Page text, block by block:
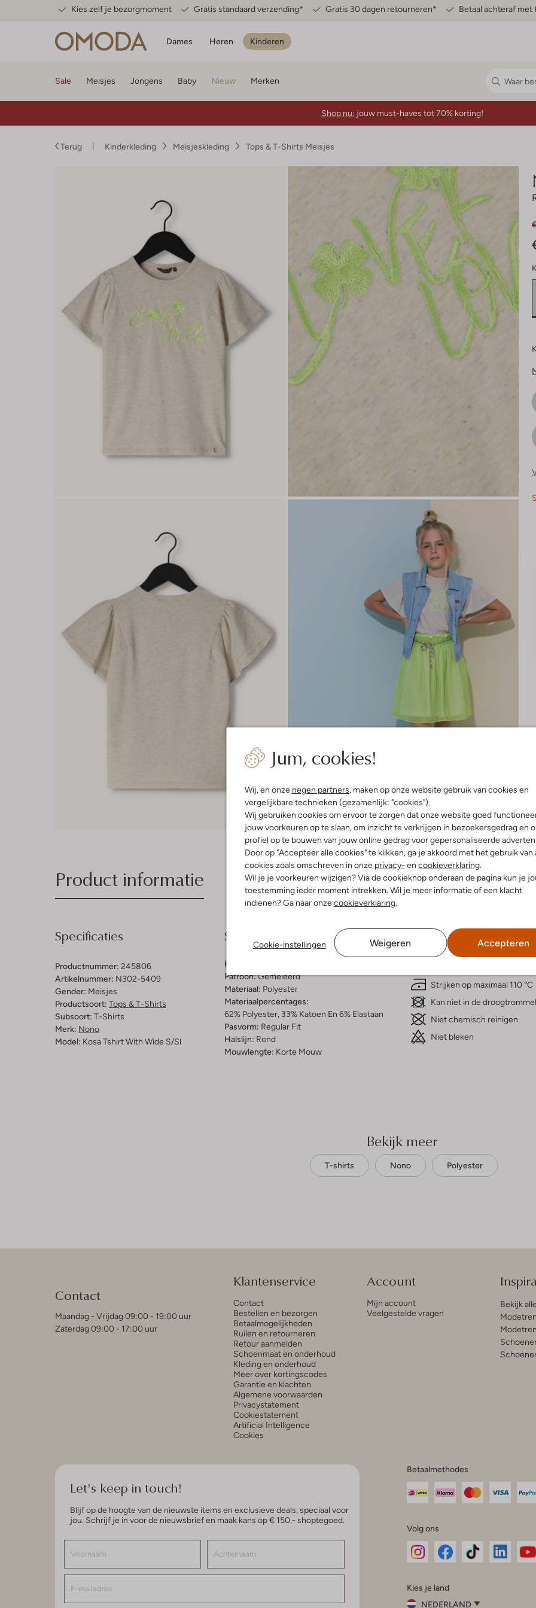
Kies zelf je bezorgmoment Gratis standaard verzending* Gratis 30 dagen retourneren* Betaal achteraf met
Dames Heren Kinderen
Jum, cookies!
Wij, en onze negen partners, maken op onze website gebruik van cookies en
vergelijkbare technieken (gezamenlijk: "cookies").
Wij gebruiken cookies om ervoor te zorgen dat onze website goed
jouw voorkeuren op te slaan, om inzicht te verkrijgen in bezoekersgedrag en
profiel op te bouwen van jouw online gedrag voor gepersonaliseerde
Door op "Accepteer alle cookies" te klikken, ga je akkoord met het gebruik van
cookies zoals omschreven in onze privacy- en cookieverklaring.
Wil je je voorkeuren wijzigen? Via de cookieknop onderaan de pagina kun je
toestemming ieder moment intrekken. Wil je meer informatie of een klacht
indienen? Ga naar onzecookieverklaring.
Cookie-instellingen Weigeren Accepteren
Sale Meisjes Jongens Baby Nieuw Merken
Shop nu: jouw must-haves tot 70% korting!
Terug Kinderkleding Meisjeskleding Tops & T-Shirts Meisjes
Product informatie Bezorgen & retourneren
Specificaties
Productnummer: 245806
Artikelnummer: N302-5409
Gender: Meisjes
Productsoort: Tops & T-Shirts
Subsoort: T-Shirts
Merk: Nono
Model: Kosa Tshirt With Wide S/sl
Samenstelling & Pasvorm
Kleur:
Patroon:Gemeleerd
Materiaal: Polyester
Materiaalpercentages:
62% Polyester, 33% Katoen En 6% Elastaan
Pasvorm: Regular Fit
Halslijn: Rond
Mouwlengte: Korte Mouw
Wasvoorschriften
Strijken op maximaal 110 °C
Kan niet in de droogtrommel
Niet chemisch reinigen
Niet bleken
Bekijk meer
T-shirts Nono Polyester
Contact
Maandag - Vrijdag 09:00 - 19:00 uur
Zaterdag 09:00 - 17:00 uur
Klantenservice
Contact
Bestellen en bezorgen
Betaalmogelijkheden
Ruilen en retourneren
Retour aanmelden
Schoenmaat en onderhoud
Kleding en onderhoud
Meer over kortingscodes
Garantie en klachten
Algemene voorwaarden
Privacystatement
Cookiestatement
Artificial Intelligence
Cookies
Account
Mijn account
Veelgestelde vragen
Bekijk
Let's keep in touch!
Blijf op de hoogte van de nieuwste items en exclusieve deals, speciaal voor
jou. Schrijf je in voor de nieuwsbrief en maak kans op € 150,- shoptegoed.
Betaalmethodes
Volg ons
InstagramFacebook
Kies je land
NEDERLAND